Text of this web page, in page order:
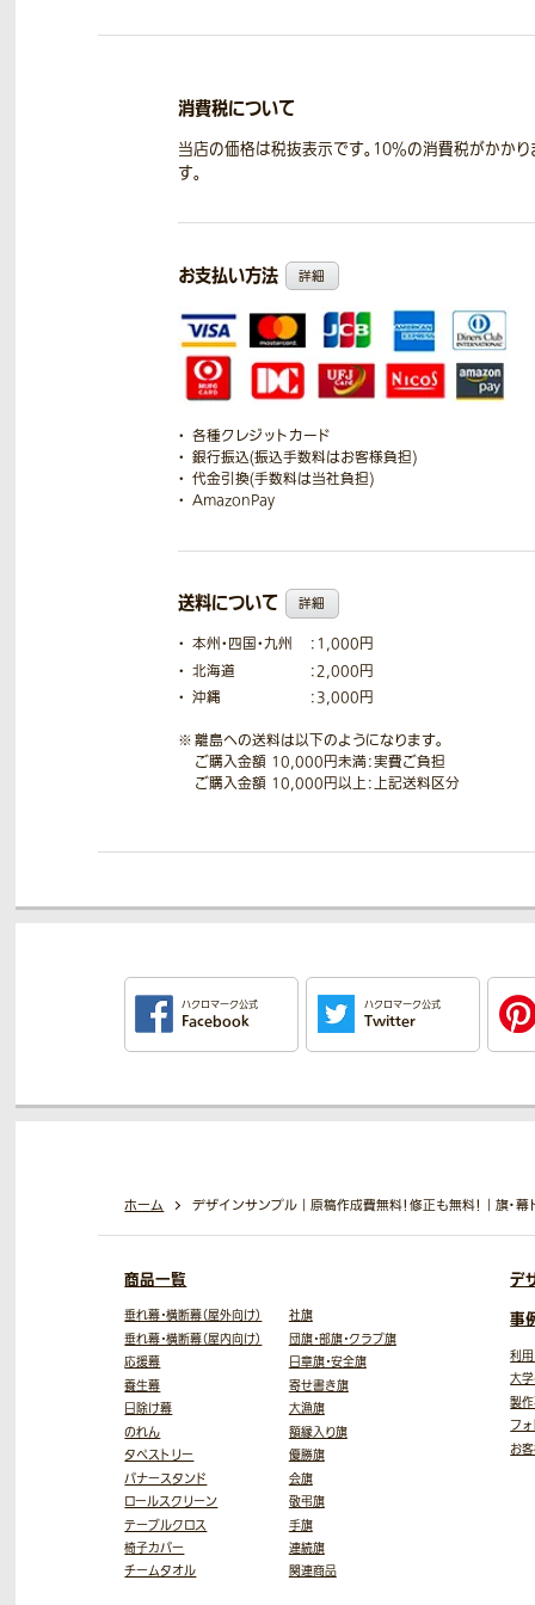
消費税について
当店の価格は税抜表示です。10％の消費税がかかり
す。
お支払い方法 詳細
各種クレジットカード
銀行振込(振込手数料はお客様負担)
代金引換(手数料は当社負担)
AmazonPay
送料について 詳細
本州・四国・九州
：1,000円
北海道
：2,000円
沖縄
：3,000円
離島への送料は以下のようになります。
ご購入金額 10,000円未満：実費ご負担
ご購入金額 10,000円以上：上記送料区分
ハクロマーク公式
Facebook
ハクロマーク公式
Twitter
ホーム デザインサンプル｜原稿作成費無料！修正も無料！｜旗・幕
商品一覧
垂れ幕・横断幕（屋外向け）
垂れ幕・横断幕（屋内向け）
応援幕
養生幕
日除け幕
のれん
タペストリー
バナースタンド
ロールスクリーン
テーブルクロス
椅子カバー
チームタオル
社旗
団旗・部旗・クラブ旗
日章旗・安全旗
寄せ書き旗
大漁旗
額縁入り旗
優勝旗
会旗
敬弔旗
手旗
連続旗
関連商品
デ
事
利
大
製
フ
お